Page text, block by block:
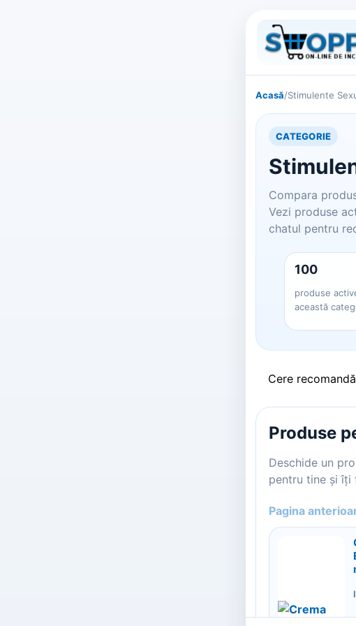
Acasă/Stimulente
CATEGORIE
Compara
Vezi produse
chatul pentru
100
produse
această
Cere
Produse
Deschide un
pentru tine și
Pagina